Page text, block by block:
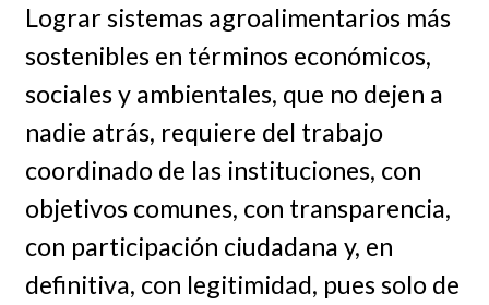
Lograr sistemas agroalimentarios más
sostenibles en términos económicos,
sociales y ambientales, que no dejen a
nadie atrás, requiere del trabajo
coordinado de las instituciones, con
objetivos comunes, con transparencia,
con participación ciudadana y, en
definitiva, con legitimidad, pues solo de